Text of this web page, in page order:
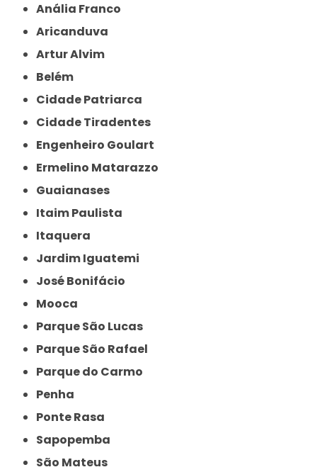
Anália Franco
Aricanduva
Artur Alvim
Belém
Cidade Patriarca
Cidade Tiradentes
Engenheiro Goulart
Ermelino Matarazzo
Guaianases
Itaim Paulista
Itaquera
Jardim Iguatemi
José Bonifácio
Mooca
Parque São Lucas
Parque São Rafael
Parque do Carmo
Penha
Ponte Rasa
Sapopemba
São Mateus